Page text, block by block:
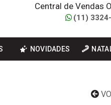
Central de Vendas
(11)
NOVIDADES